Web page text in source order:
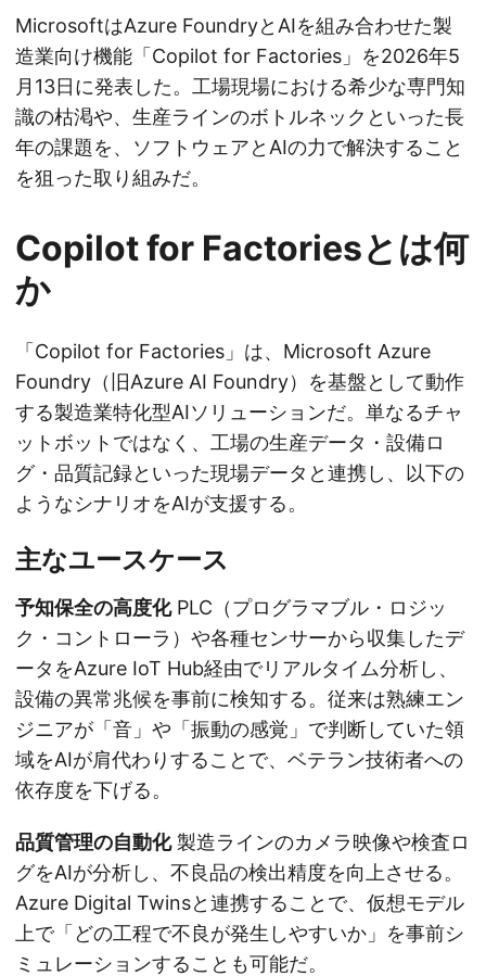
MicrosoftはAzure FoundryとAIを組み合わせた製
造業向け機能「Copilot for Factories」を2026年5
月13日に発表した。工場現場における希少な専門知
識の枯渇や、生産ラインのボトルネックといった長
年の課題を、ソフトウェアとAIの力で解決すること
を狙った取り組みだ。
Copilot for Factoriesとは何
か
「Copilot for Factories」は、Microsoft Azure
Foundry（旧Azure AI Foundry）を基盤として動作
する製造業特化型AIソリューションだ。単なるチャ
ットボットではなく、工場の生産データ・設備ロ
グ・品質記録といった現場データと連携し、以下の
ようなシナリオをAIが支援する。
主なユースケース
予知保全の高度化PLC（プログラマブル・ロジッ
ク・コントローラ）や各種センサーから収集したデ
ータをAzure IoT Hub経由でリアルタイム分析し、
設備の異常兆候を事前に検知する。従来は熟練エン
ジニアが「音」や「振動の感覚」で判断していた領
域をAIが肩代わりすることで、ベテラン技術者への
依存度を下げる。
品質管理の自動化製造ラインのカメラ映像や検査ロ
グをAIが分析し、不良品の検出精度を向上させる。
Azure Digital Twinsと連携することで、仮想モデル
上で「どの工程で不良が発生しやすいか」を事前シ
ミュレーションすることも可能だ。